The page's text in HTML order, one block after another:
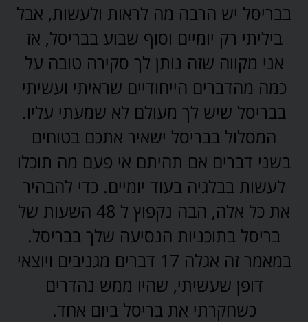
בבריסל יש הרבה מה לראות ולעשות, אבל
ביליתי רק יומיים וסוף שבוע בבריסל, אז
אני מקווה שזה נותן לך סקירה טובה על
כמה מהדברים הייחודיים שראיתי ועשיתי
בבריסל שיש לך מעולם לא שמעתי עליו.
המסלול בבריסל ישאיר אתכם בטוחים
בשני דברים אם תהיתם אי פעם מה תוכלו
לעשות בבלגיה בעוד יומיים. כדי להבהיר
את כל אלה, הבה נקפוץ ל 48 השעות של
בריסל בתוכניות הנסיעה שלך בבריסל.
במאמר זה אגלה 17 דברים מגניבים ויוצאי
דופן שעשיתי, שהיו ממש נהדרים
כשחקרתי את בריסל ביום אחד.